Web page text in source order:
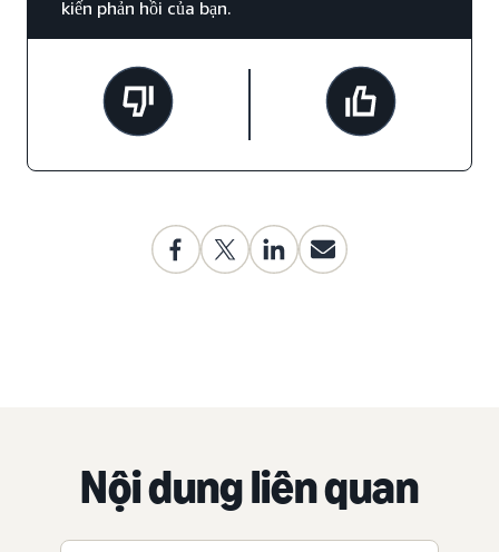
kiến phản hồi của bạn.
Nội dung liên quan